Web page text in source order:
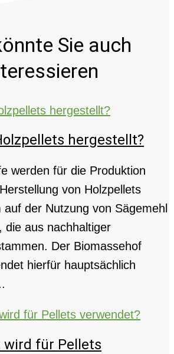
Sie auch
hergestellt?
werden für die Produktion
von Holzpellets
auf der Nutzung von Sägemehl
die aus nachhaltiger
Der Biomassehof
hierfür hauptsächlich
wird für Pellets